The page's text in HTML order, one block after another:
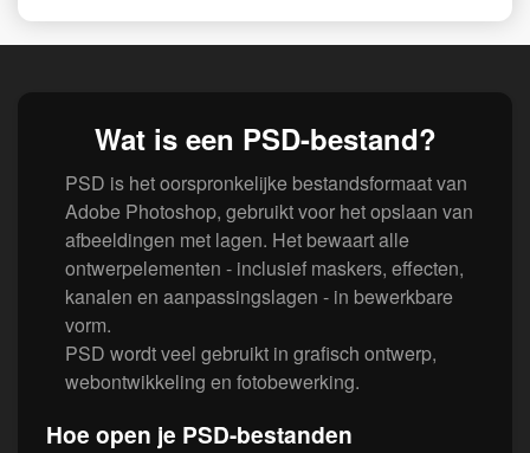
Wat is een PSD-bestand?
PSD is het oorspronkelijke bestandsformaat van
Adobe Photoshop, gebruikt voor het opslaan van
afbeeldingen met lagen. Het bewaart alle
ontwerpelementen - inclusief maskers, effecten,
kanalen en aanpassingslagen - in bewerkbare
vorm.
PSD wordt veel gebruikt in grafisch ontwerp,
webontwikkeling en fotobewerking.
Hoe open je PSD-bestanden